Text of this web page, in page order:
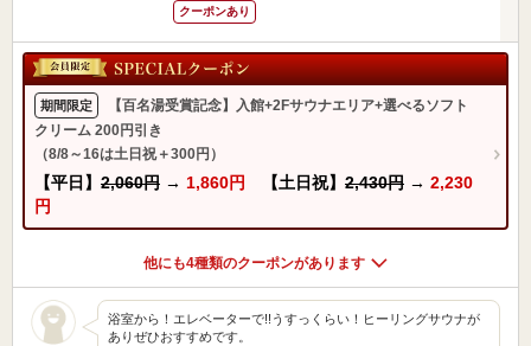
クーポンあり
期間限定
【百名湯受賞記念】入館+2Fサウナエリア+選べるソフト
クリーム 200円引き
（8/8～16は土日祝＋300円）
【平日】 2,060円 → 1,860円 【土日祝】 2,430円 → 2,230
円
他にも4種類のクーポンがあります
浴室から！エレベーターで!!うすっくらい！ヒーリングサウナが
ありぜひおすすめです。